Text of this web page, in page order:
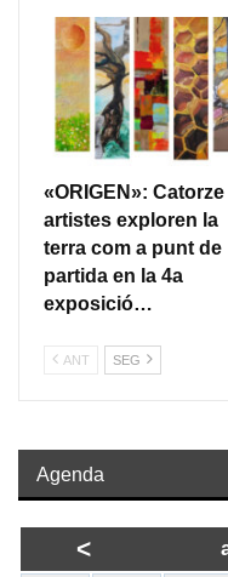
«ORIGEN»: Catorze
artistes exploren la
terra com a punt de
partida en la 4a
exposició…
ANT SEG
Agenda
<